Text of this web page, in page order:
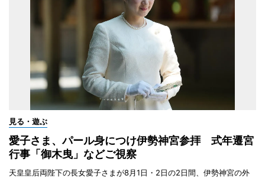
見る・遊ぶ
愛子さま、パール身につけ伊勢神宮参拝 式年遷宮
行事「御木曳」などご視察
天皇皇后両陛下の長女愛子さまが8月1日・2日の2日間、伊勢神宮の外